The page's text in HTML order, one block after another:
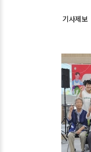
기사제보
관련기사